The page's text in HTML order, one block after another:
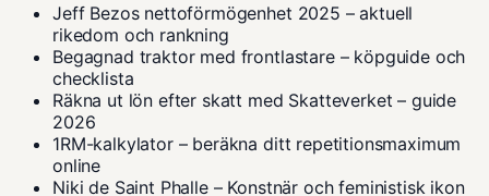
Jeff Bezos nettoförmögenhet 2025 – aktuell
rikedom och rankning
Begagnad traktor med frontlastare – köpguide och
checklista
Räkna ut lön efter skatt med Skatteverket – guide
2026
1RM-kalkylator – beräkna ditt repetitionsmaximum
online
Niki de Saint Phalle – Konstnär och feministisk ikon